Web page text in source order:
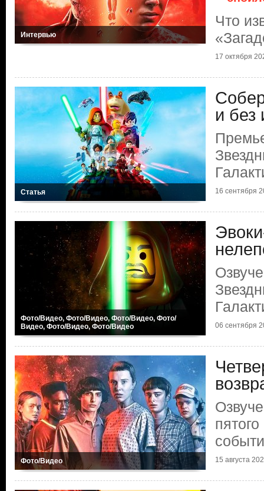
Интервью
Что
17 октября
Статья
и без
16 сентября
Фото/Видео, Фото/Видео, Фото/Видео, Фото/
Видео, Фото/Видео, Фото/Видео
06 сентября
Фото/Видео 15 августа